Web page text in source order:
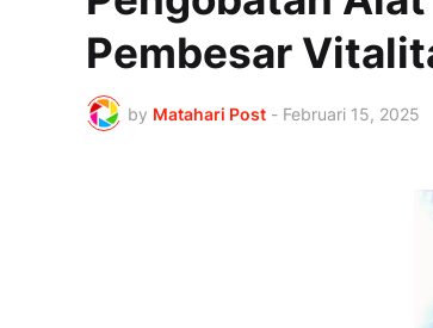
Pembesar
by Matahari Post - Februari 15, 2025